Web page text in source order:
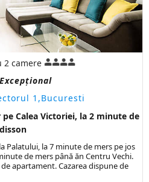
2 camere
Excepţional
1,Bucuresti
Calea Victoriei, la 2 minute de
Palatului, la 7 minute de mers pe jos
de mers până ăn Centru Vechi.
apartament. Cazarea dispune de